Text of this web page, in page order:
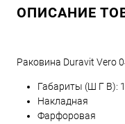
ОПИСАНИЕ
Раковина Duravit Vero
Габариты (Ш Г В):
Накладная
Фарфоровая